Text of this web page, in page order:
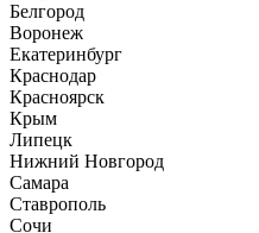
Белгород
Воронеж
Екатеринбург
Краснодар
Красноярск
Крым
Липецк
Нижний Новгород
Самара
Ставрополь
Сочи